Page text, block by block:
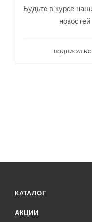
Будьте в курсе
новостей
КАТАЛОГ
АКЦИИ